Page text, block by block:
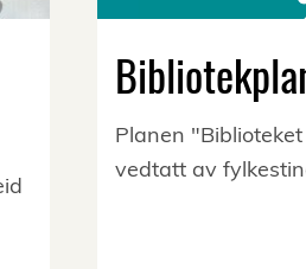
Planen
vedtatt av